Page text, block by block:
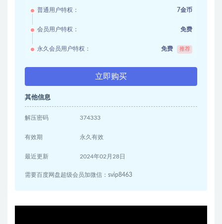
普通用户特权： 7金币
会员用户特权： 免费
永久会员用户特权： 免费 推荐
立即购买
其他信息
解压密码 374333
有效期 永久有效
最近更新 2024年02月28日
需要百度网盘超级会员加微信：svip8463